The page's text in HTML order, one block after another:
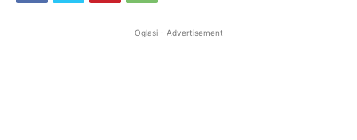
Oglasi - Advertisement